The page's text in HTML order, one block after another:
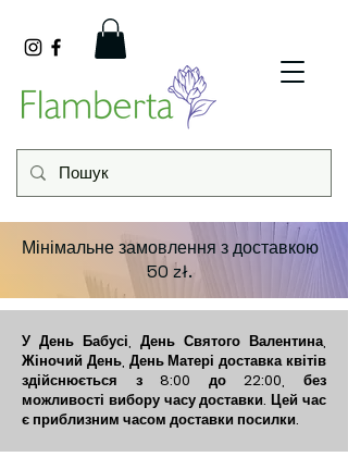
Мінімальне замовлення з доставкою
50 zł.
​У День Бабусі, День Святого Валентина,
Жіночий День, День Матері доставка квітів
здійснюється з 8:00 до 22:00, без
можливості вибору часу доставки. Цей час
є приблизним часом доставки посилки.